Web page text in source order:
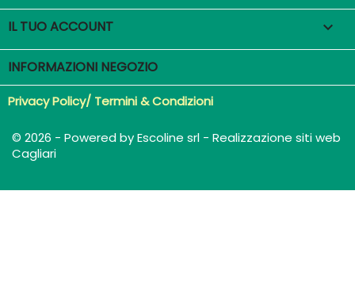
IL TUO ACCOUNT 
INFORMAZIONI NEGOZIO
Privacy Policy/ Termini & Condizioni
© 2026 - Powered by Escoline srl - Realizzazione siti web
Cagliari